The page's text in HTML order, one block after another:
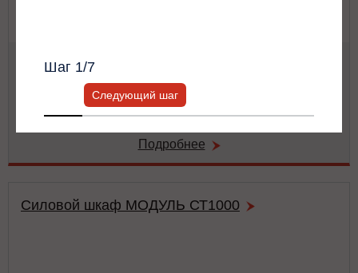
Мощность:62.5 кВА / 62.5 кВт
Число фаз на (вход/выход):3/3
486x743x174 мм
Подробнее
Силовой шкаф МОДУЛЬ СТ1000
Шаг 1/7
Следующий шаг